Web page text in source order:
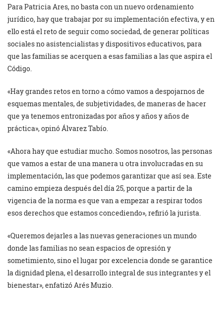
Para Patricia Ares, no basta con un nuevo ordenamiento
jurídico, hay que trabajar por su implementación efectiva, y en
ello está el reto de seguir como sociedad, de generar políticas
sociales no asistencialistas y dispositivos educativos, para
que las familias se acerquen a esas familias a las que aspira el
Código.
«Hay grandes retos en torno a cómo vamos a despojarnos de
esquemas mentales, de subjetividades, de maneras de hacer
que ya tenemos entronizadas por años y años y años de
práctica», opinó Álvarez Tabío.
«Ahora hay que estudiar mucho. Somos nosotros, las personas
que vamos a estar de una manera u otra involucradas en su
implementación, las que podemos garantizar que así sea. Este
camino empieza después del día 25, porque a partir de la
vigencia de la norma es que van a empezar a respirar todos
esos derechos que estamos concediendo», refirió la jurista.
«Queremos dejarles a las nuevas generaciones un mundo
donde las familias no sean espacios de opresión y
sometimiento, sino el lugar por excelencia donde se garantice
la dignidad plena, el desarrollo integral de sus integrantes y el
bienestar», enfatizó Arés Muzio.